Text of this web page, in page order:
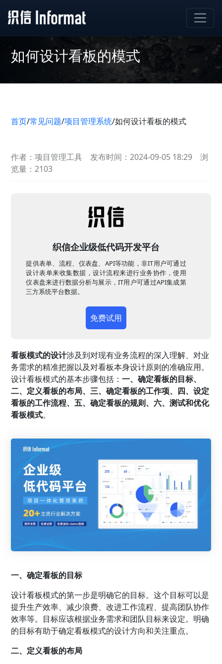
如何设计看板的模式
首页/常见问题/项目管理系统/如何设计看板的模式
作者：项目管理工具 发布时间：2024-09-05 18:29
浏
览量：2103
织信企业级低代码开发平台
提供表单、流程、仪表盘、API等功能，非IT用户可通过
设计表单来收集数据，设计流程来进行业务协作，使用
仪表盘来进行数据分析与展示，IT用户可通过API集成第
三方系统平台数据。
免费试用
看板模式的设计涉及到对现有业务流程的深入理解、对业
务需求的精准把握以及对看板本身设计原则的准确应用。
设计看板模式的基本步骤包括：一、确定看板的目标、
二、定义看板的布局、三、确定看板的工作项、四、设定
看板的工作流程、五、确定看板的规则、六、测试和优化
看板模式。
一、确定看板的目标
设计看板模式的第一步是明确它的目标。这个目标可以是
提升生产效率、减少浪费、改进工作流程、提高团队协作
效率等。目标应该根据业务需求和团队目标来设定。明确
的目标有助于确定看板模式的设计方向和关注重点。
二、定义看板的布局